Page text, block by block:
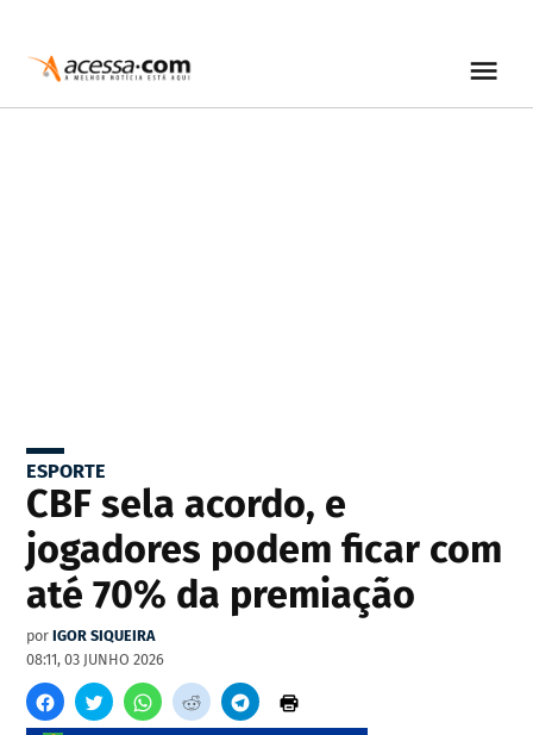
ESPORTE
CBF sela acordo, e
jogadores podem ficar com
até 70% da premiação
por IGOR SIQUEIRA
08:11, 03 JUNHO 2026